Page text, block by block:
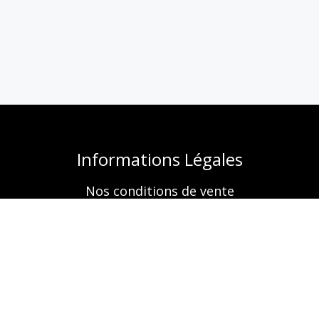
Informations Légales
Nos conditions de vente